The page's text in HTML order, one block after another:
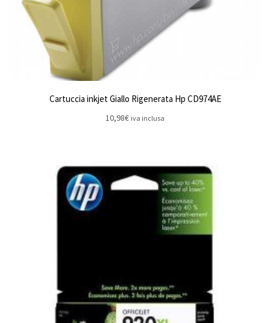
Cartuccia inkjet Giallo Rigenerata Hp CD974AE
10,98€ iva inclusa